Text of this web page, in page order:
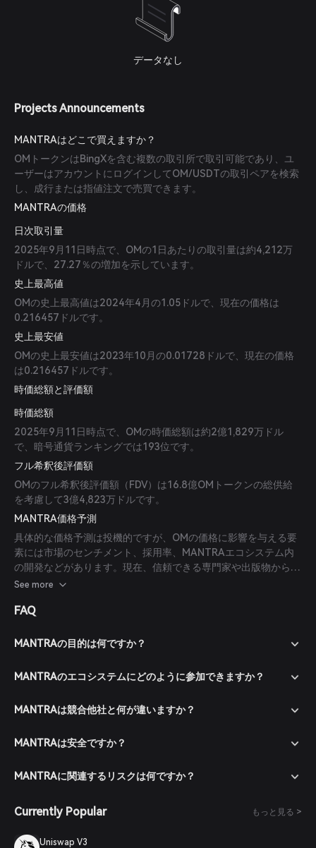
データなし
Projects Announcements
MANTRAはどこで買えますか？
OMトークンはBingXを含む複数の取引所で取引可能であり、ユ
ーザーはアカウントにログインしてOM/USDTの取引ペアを検索
し、成行または指値注文で売買できます。
MANTRAの価格
日次取引量
2025年9月11日時点で、OMの1日あたりの取引量は約4,212万
ドルで、27.27％の増加を示しています。
史上最高値
OMの史上最高値は2024年4月の1.05ドルで、現在の価格は
0.216457ドルです。
史上最安値
OMの史上最安値は2023年10月の0.01728ドルで、現在の価格
は0.216457ドルです。
時価総額と評価額
時価総額
2025年9月11日時点で、OMの時価総額は約2億1,829万ドル
で、暗号通貨ランキングでは193位です。
フル希釈後評価額
OMのフル希釈後評価額（FDV）は16.8億OMトークンの総供給
を考慮して3億4,823万ドルです。
MANTRA価格予測
具体的な価格予測は投機的ですが、OMの価格に影響を与える要
素には市場のセンチメント、採用率、MANTRAエコシステム内
の開発などがあります。現在、信頼できる専門家や出版物からの
予測はありません。
See more
FAQ
MANTRAの目的は何ですか？
MANTRAのエコシステムにどのように参加できますか？
MANTRAは競合他社と何が違いますか？
MANTRAは安全ですか？
MANTRAに関連するリスクは何ですか？
Currently Popular もっと見る >
Uniswap V3